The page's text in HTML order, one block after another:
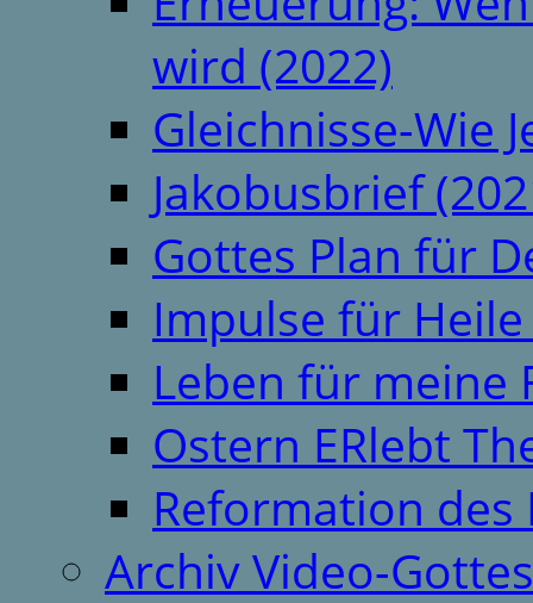
wird (2022)
Gleichnisse-Wie
Jakobusbrief
Gottes Plan für
Impulse für
Leben für meine
Ostern ERlebt
Reformation des
Archiv Video-